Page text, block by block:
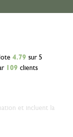
4.79 sur 5
109 clients
et incluent la